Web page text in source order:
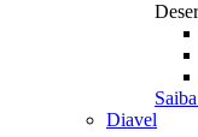
Diavel